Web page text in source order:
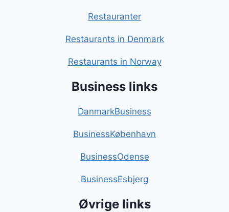
Restauranter
Restaurants in Denmark
Restaurants in Norway
Business links
DanmarkBusiness
BusinessKøbenhavn
BusinessOdense
BusinessEsbjerg
Øvrige links